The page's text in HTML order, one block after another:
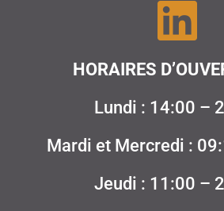
HORAIRES
Lundi : 14:00 –
Mardi et Mercredi :
Jeudi : 11:00 –